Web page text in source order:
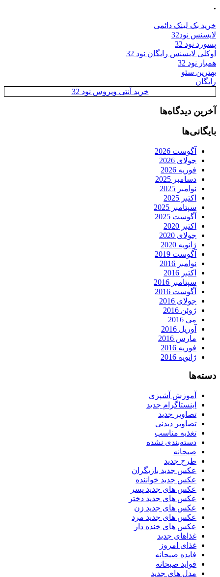
.
خرید بک لینک دائمی
لایسنس نود32
پسورد نود 32
اوکلی لایسنس رایگان نود 32
همیار نود 32
بهترین سئو
رایگان
خرید آنتی ویروس نود 32
آخرین دیدگاه‌ها
بایگانی‌ها
آگوست 2026
جولای 2026
فوریه 2026
دسامبر 2025
نوامبر 2025
اکتبر 2025
سپتامبر 2025
آگوست 2025
اکتبر 2020
جولای 2020
ژانویه 2020
آگوست 2019
نوامبر 2016
اکتبر 2016
سپتامبر 2016
آگوست 2016
جولای 2016
ژوئن 2016
می 2016
آوریل 2016
مارس 2016
فوریه 2016
ژانویه 2016
دسته‌ها
آموزش آشپزی
اینستاگرام جدید
تصاویر جدید
تصاویر دیدنی
تغذیه مناسب
دسته‌بندی نشده
صبحانه
طرح جدید
عکس جدید بازیگران
عکس جدید خواننده
عکس های جدید پسر
عکس های جدید دختر
عکس های جدید زن
عکس های جدید مرد
عکس های خنده دار
غذاهای جدید
غذای امروز
فایده صبحانه
فواید صبحانه
مدل های جدید